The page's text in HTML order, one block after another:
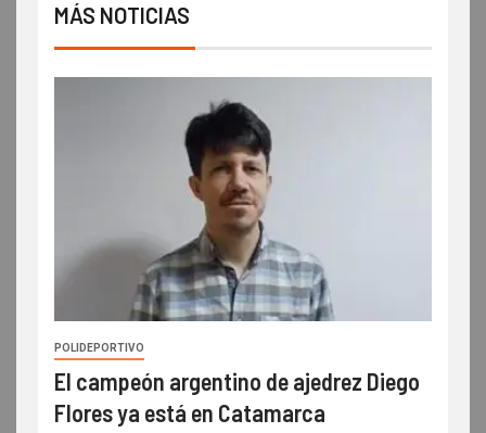
MÁS NOTICIAS
POLIDEPORTIVO
El campeón argentino de ajedrez Diego
Flores ya está en Catamarca